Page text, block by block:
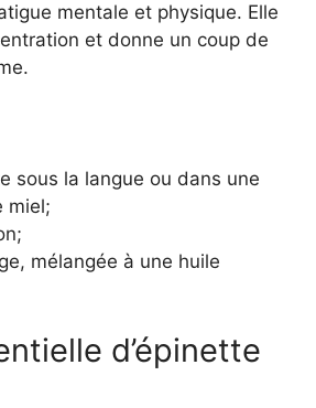
mentale et physique. Elle
et donne un coup de
sous la langue ou dans une
miel;
mélangée à une huile
d’épinette